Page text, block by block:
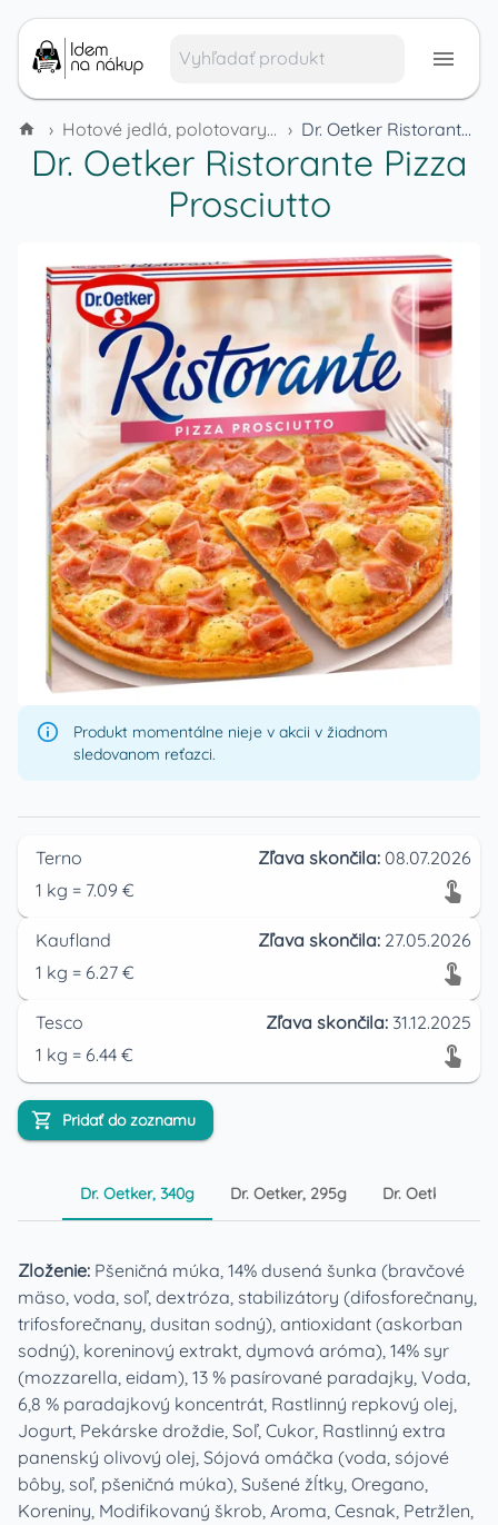
› Hotové jedlá, polotovary a mrazené výrobky › Dr. Oetker Ristorante Pizza Prosciutto
Dr. Oetker Ristorante Pizza
Prosciutto
Produkt momentálne nieje v akcii v žiadnom
sledovanom reťazci.
Terno Zľava skončila: 08.07.2026
1 kg = 7.09 €
Kaufland Zľava skončila: 27.05.2026
1 kg = 6.27 €
Tesco Zľava skončila: 31.12.2025
1 kg = 6.44 €
Pridať do zoznamu
Dr. Oetker, 340g Dr. Oetker, 295g Dr. Oetker, 216g
Zloženie: Pšeničná múka, 14% dusená šunka (bravčové
mäso, voda, soľ, dextróza, stabilizátory (difosforečnany,
trifosforečnany, dusitan sodný), antioxidant (askorban
sodný), koreninový extrakt, dymová aróma), 14% syr
(mozzarella, eidam), 13 % pasírované paradajky, Voda,
6,8 % paradajkový koncentrát, Rastlinný repkový olej,
Jogurt, Pekárske droždie, Soľ, Cukor, Rastlinný extra
panenský olivový olej, Sójová omáčka (voda, sójové
bôby, soľ, pšeničná múka), Sušené žĺtky, Oregano,
Koreniny, Modifikovaný škrob, Aroma, Cesnak, Petržlen,